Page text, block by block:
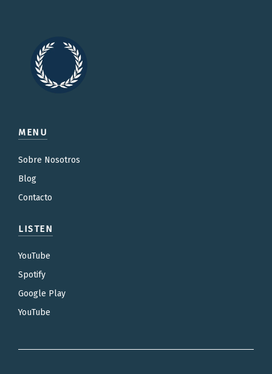
MENU
Sobre Nosotros
Blog
Contacto
LISTEN
YouTube
Spotify
Google Play
YouTube